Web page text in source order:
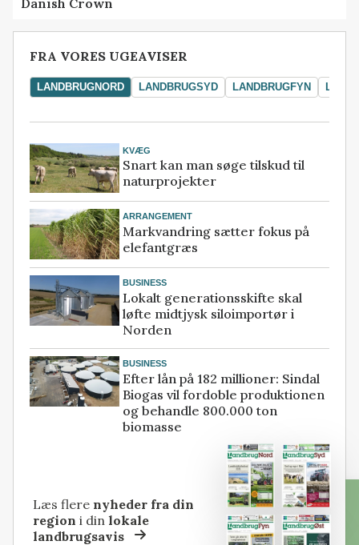
FRA VORES UGEAVISER
LANDBRUGNORD LANDBRUGSYD LANDBRUGFYN
KVÆG
Snart kan man søge tilskud til
naturprojekter
ARRANGEMENT
Markvandring sætter fokus på
elefantgræs
BUSINESS
Lokalt generationsskifte skal
løfte midtjysk siloimportør i
Norden
BUSINESS
Efter lån på 182 millioner: Sindal
Biogas vil fordoble produktionen
og behandle 800.000 ton
biomasse
Læs flere nyheder fra din
region i dinlokale
landbrugsavis